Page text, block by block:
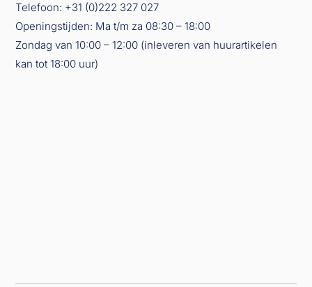
Telefoon: +31 (0)222 327 027
Openingstijden: Ma t/m za 08:30 – 18:00
Zondag van 10:00 – 12:00 (inleveren van huurartikelen
kan tot 18:00 uur)